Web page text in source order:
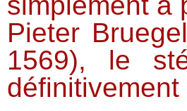
Pieter
1569), le
définitivement